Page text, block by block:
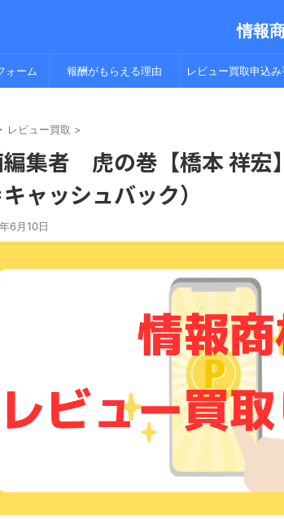
情報
ォーム 報酬がもらえる理由 レビュー買取申込
レビュー買取 >
集者 虎の巻【橋本 祥宏
キャッシュバック）
6月10日